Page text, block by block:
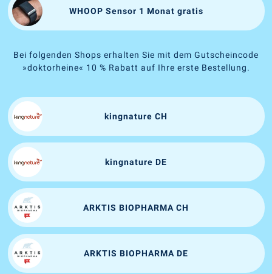
WHOOP Sensor 1 Monat gratis
Bei folgenden Shops erhalten Sie mit dem Gutscheincode
»doktorheine« 10 % Rabatt auf Ihre erste Bestellung.
kingnature CH
kingnature DE
ARKTIS BIOPHARMA CH
ARKTIS BIOPHARMA DE